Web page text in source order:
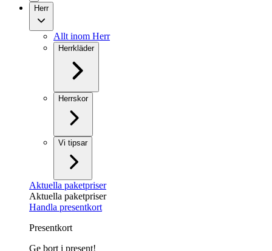
Herr
Allt inom Herr
Herrkläder
Herrskor
Vi tipsar
Aktuella paketpriser
Aktuella paketpriser
Handla presentkort
Presentkort
Ge bort i present!